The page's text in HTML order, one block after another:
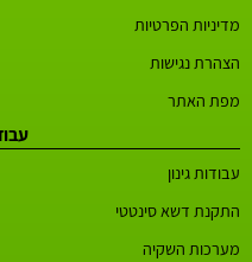
מדיניות הפרטיות
הצהרת נגישות
מפת האתר
עבודות גינון
התקנת דשא סינטטי
מערכות השקיה